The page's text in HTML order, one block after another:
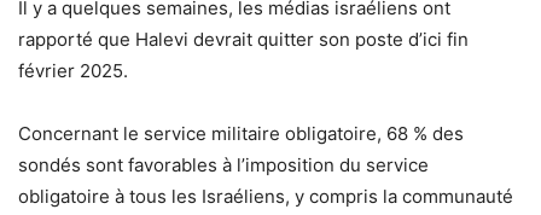
Il y a quelques semaines, les médias israéliens ont
rapporté que Halevi devrait quitter son poste d’ici fin
février 2025.
Concernant le service militaire obligatoire, 68 % des
sondés sont favorables à l’imposition du service
obligatoire à tous les Israéliens, y compris la communauté